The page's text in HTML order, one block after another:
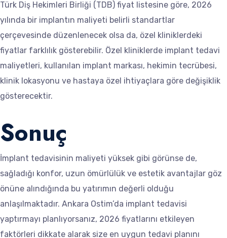
Türk Diş Hekimleri Birliği (TDB) fiyat listesine göre, 2026
yılında bir implantın maliyeti belirli standartlar
çerçevesinde düzenlenecek olsa da, özel kliniklerdeki
fiyatlar farklılık gösterebilir. Özel kliniklerde implant tedavi
maliyetleri, kullanılan implant markası, hekimin tecrübesi,
klinik lokasyonu ve hastaya özel ihtiyaçlara göre değişiklik
gösterecektir.
Sonuç
İmplant tedavisinin maliyeti yüksek gibi görünse de,
sağladığı konfor, uzun ömürlülük ve estetik avantajlar göz
önüne alındığında bu yatırımın değerli olduğu
anlaşılmaktadır. Ankara Ostim’da implant tedavisi
yaptırmayı planlıyorsanız, 2026 fiyatlarını etkileyen
faktörleri dikkate alarak size en uygun tedavi planını